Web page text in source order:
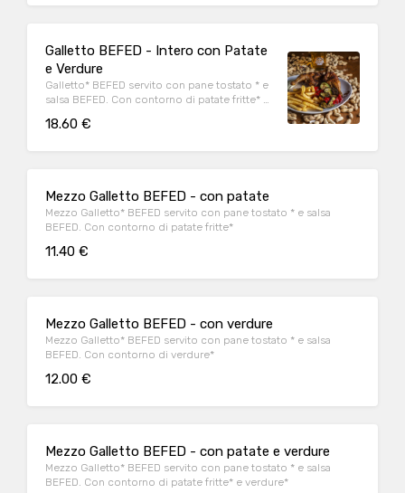
Galletto BEFED - Intero con Patate
e Verdure
Galletto* BEFED servito con pane tostato * e
salsa BEFED. Con contorno di patate fritte* e
18.60 €
Mezzo Galletto BEFED - con patate
Mezzo Galletto* BEFED servito con pane tostato * e salsa
BEFED. Con contorno di patate fritte*
11.40 €
Mezzo Galletto BEFED - con verdure
Mezzo Galletto* BEFED servito con pane tostato * e salsa
BEFED. Con contorno di verdure*
12.00 €
Mezzo Galletto BEFED - con patate e verdure
Mezzo Galletto* BEFED servito con pane tostato * e salsa
BEFED. Con contorno di patate fritte* e verdure*